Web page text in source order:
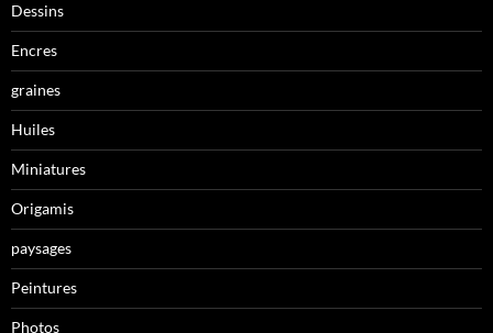
Dessins
Encres
graines
Huiles
Miniatures
Origamis
paysages
Peintures
Photos